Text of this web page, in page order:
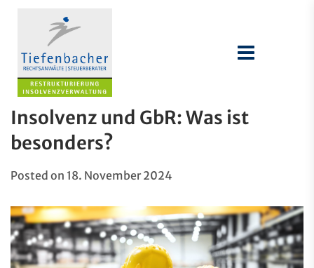
Insolvenz und GbR: Was ist
besonders?
Posted on 18. November 2024